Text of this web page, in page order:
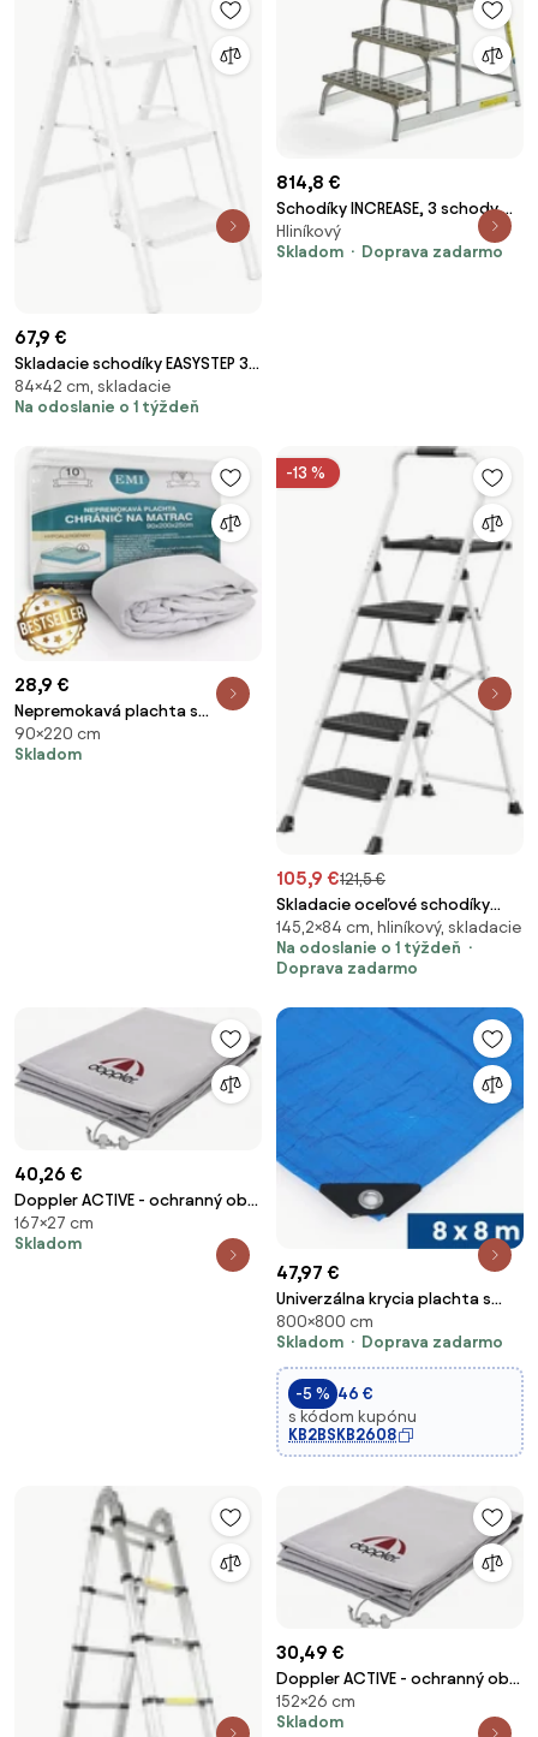
67,9 €
Skladacie schodíky EASYSTEP 3-
stupňové biele
84×42 cm, skladacie
Na odoslanie o 1 týždeň
814,8 €
Schodíky INCREASE, 3 schody,
výška platformy 600 mm
Hliníkový
Skladom
Doprava zadarmo
28,9 €
Nepremokavá plachta s
gumičkou po obvode EMI,
Plachta 90x220
90×220 cm
Skladom
-13 %
105,9 €121,5 €
Skladacie oceľové schodíky
GSLB35204WZ01
145,2×84 cm, hliníkový, skladacie
Na odoslanie o 1 týždeň
Doprava zadarmo
40,26 €
Doppler ACTIVE - ochranný obal
pre stredové slnečníky do 300
cm
167×27 cm
Skladom
47,97 €
Univerzálna krycia plachta s
očkami, PE, 100 g/m2, 8 x 8 m
800×800 cm
Skladom
Doprava zadarmo
-5 % 46 €
s kódom kupónu
KB2BSKB2608
30,49 €
Doppler ACTIVE - ochranný obal
pre stredové slnečníky do 250
cm
152×26 cm
Skladom